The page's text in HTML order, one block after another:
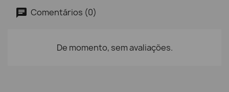
Comentários (0)
De momento, sem avaliações.